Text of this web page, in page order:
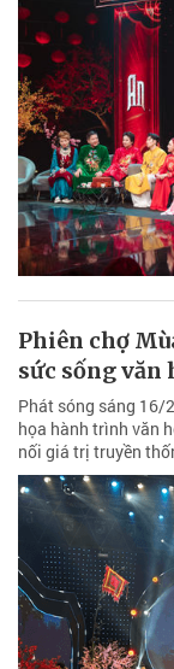
Phiên chợ
sức sống văn
Phát sóng sáng 16/
họa hành trình văn
nối giá trị truyền